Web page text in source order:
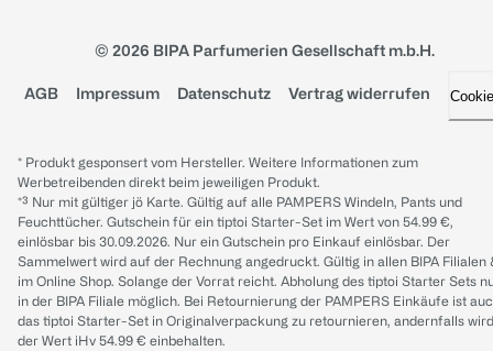
© 2026 BIPA Parfumerien Gesellschaft m.b.H.
AGB Impressum Datenschutz Vertrag widerrufen
* Produkt gesponsert vom Hersteller. Weitere Informationen zum
Werbetreibenden direkt beim jeweiligen Produkt.
*³ Nur mit gültiger jö Karte. Gültig auf alle PAMPERS Windeln, Pants und
Feuchttücher. Gutschein für ein tiptoi Starter-Set im Wert von 54.99 €,
einlösbar bis 30.09.2026. Nur ein Gutschein pro Einkauf einlösbar. Der
Sammelwert wird auf der Rechnung angedruckt. Gültig in allen BIPA Filialen
im Online Shop. Solange der Vorrat reicht. Abholung des tiptoi Starter Sets
in der BIPA Filiale möglich. Bei Retournierung der PAMPERS Einkäufe ist
das tiptoi Starter-Set in Originalverpackung zu retournieren, andernfalls wird
der Wert iHv 54.99 € einbehalten.